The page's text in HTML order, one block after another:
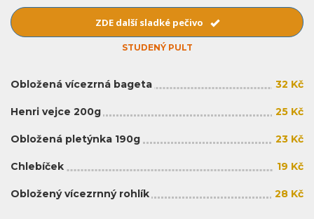
ZDE další sladké pečivo
STUDENÝ PULT
Obložená vícezrná bageta 32 Kč
Henri vejce 200g 25 Kč
Obložená pletýnka 190g 23 Kč
Chlebíček 19 Kč
Obložený vícezrnný rohlík 28 Kč